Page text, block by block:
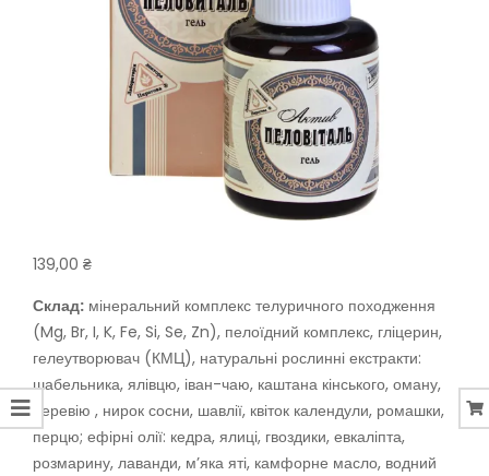
139,00 ₴
Склад: мінеральний комплекс телуричного походження
(Mg, Br, I, K, Fe, Si, Se, Zn), пелоїдний комплекс, гліцерин,
гелеутворювач (КМЦ), натуральні рослинні екстракти:
шабельника, ялівцю, іван-чаю, каштана кінського, оману,
деревію , нирок сосни, шавлії, квіток календули, ромашки,
перцю; ефірні олії: кедра, ялиці, гвоздики, евкаліпта,
розмарину, лаванди, м’яка яті, камфорне масло, водний